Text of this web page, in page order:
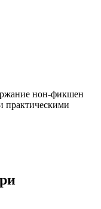
нон-фикшен
практическими